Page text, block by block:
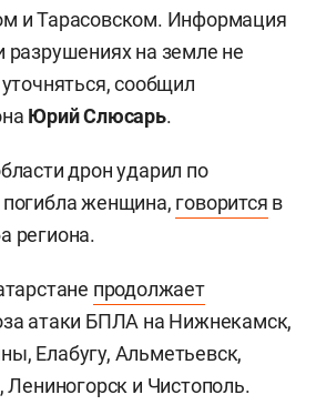
и Тарасовском. Информация
разрушениях на земле не
сообщил
Юрий Слюсарь.
дрон ударил по
женщина, говорится в
региона.
продолжает
атаки БПЛА на Нижнекамск,
Елабугу, Альметьевск,
Лениногорск и Чистополь.